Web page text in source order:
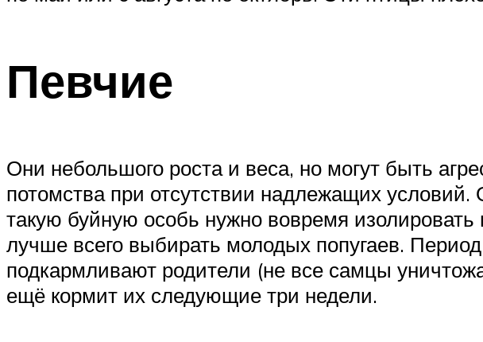
Певчие
Они небольшого роста и веса, но могут быть
потомства при отсутствии надлежащих
такую буйную особь нужно вовремя
лучше всего выбирать молодых попугаев.
подкармливают родители (не все самцы
ещё кормит их следующие три недели.